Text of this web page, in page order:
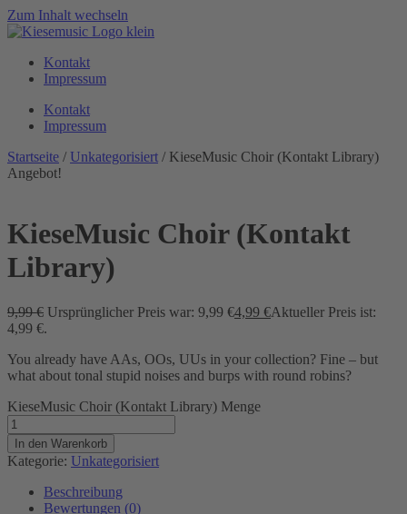
Zum Inhalt wechseln
Kontakt
Impressum
Kontakt
Impressum
Startseite / Unkategorisiert / KieseMusic Choir (Kontakt Library)
Angebot!
KieseMusic Choir (Kontakt
Library)
9,99€ Ursprünglicher Preis war: 9,99 €4,99 €Aktueller Preis ist:
4,99 €.
You already have AAs, OOs, UUs in your collection? Fine – but
what about tonal stupid noises and burps with round robins?
KieseMusic Choir (Kontakt Library) Menge
In den Warenkorb
Kategorie: Unkategorisiert
Beschreibung
Bewertungen (0)